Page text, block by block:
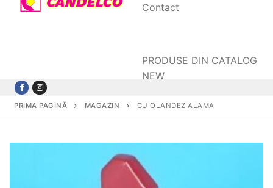
Contact
PRODUSE DIN CATALOG
NEW
PRIMA PAGINĂ MAGAZIN CU OLANDEZ ALAMA